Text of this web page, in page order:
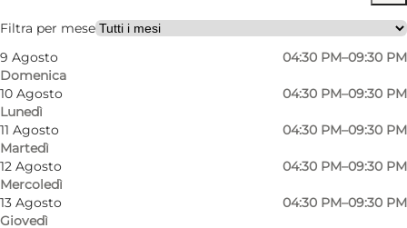
Filtra per mese
9 Agosto
Domenica
04:30 PM–09:30 PM
10 Agosto
Lunedì
04:30 PM–09:30 PM
11 Agosto
Martedì
04:30 PM–09:30 PM
12 Agosto
Mercoledì
04:30 PM–09:30 PM
13 Agosto
Giovedì
04:30 PM–09:30 PM
Friends, My partner, Myself